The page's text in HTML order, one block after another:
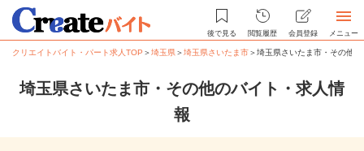
後で見る 閲覧履歴 会員登録 メニュー
クリエイトバイト・パート求人TOP ＞埼玉県＞埼玉県さいたま市＞埼玉県さいたま市・その他
埼玉県さいたま市・その他のバイト・求人情
報